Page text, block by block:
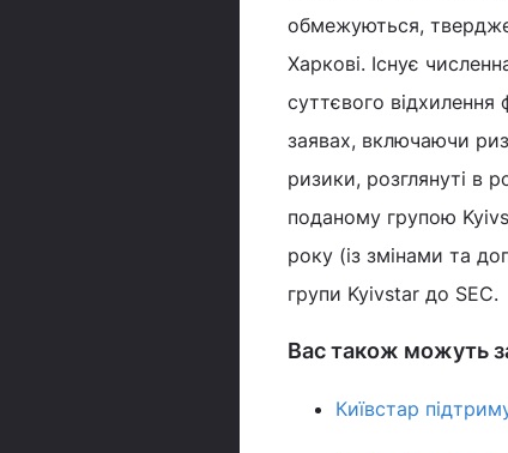
обмежуються,
Харкові. Існує
суттєвого відхилення
заявах, включаючи
ризики, розглянуті в
поданому групою
року (із змінами та
групи Kyivstar до SEC.
Вас також можуть
Київстар